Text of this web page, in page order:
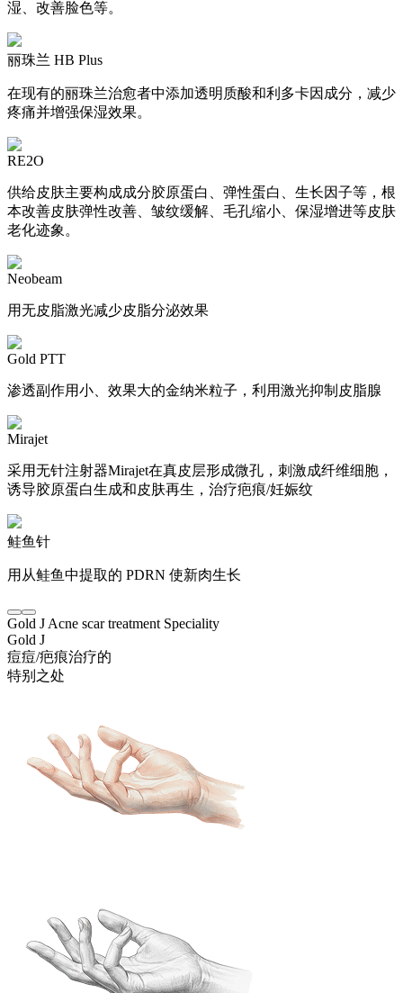
湿、改善脸色等。
丽珠兰 HB Plus
在现有的丽珠兰治愈者中添加透明质酸和利多卡因成分，减少
疼痛并增强保湿效果。
RE2O
供给皮肤主要构成成分胶原蛋白、弹性蛋白、生长因子等，根
本改善皮肤弹性改善、皱纹缓解、毛孔缩小、保湿增进等皮肤
老化迹象。
Neobeam
用无皮脂激光减少皮脂分泌效果
Gold PTT
渗透副作用小、效果大的金纳米粒子，利用激光抑制皮脂腺
Mirajet
采用无针注射器Mirajet在真皮层形成微孔，刺激成纤维细胞，
诱导胶原蛋白生成和皮肤再生，治疗疤痕/妊娠纹
鲑鱼针
用从鲑鱼中提取的 PDRN 使新肉生长
Gold J Acne scar treatment Speciality
Gold J
痘痘/疤痕治疗的
特别之处